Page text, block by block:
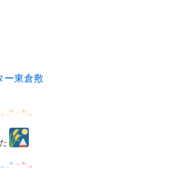
東倉敷
.｡.:*・*:.｡
｡.:*・*:.｡